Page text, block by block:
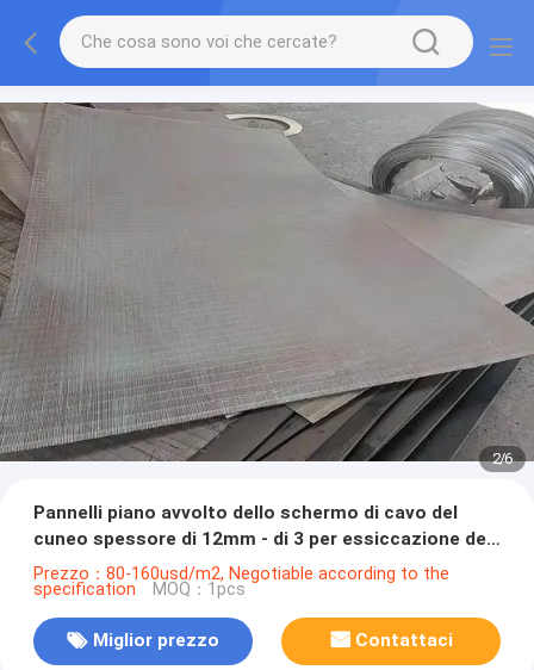
2/6
Pannelli piano avvolto dello schermo di cavo del
cuneo spessore di 12mm - di 3 per essiccazione dei
cereali
Prezzo：80-160usd/m2, Negotiable according to the
specification MOQ：1pcs
Miglior prezzo Contattaci